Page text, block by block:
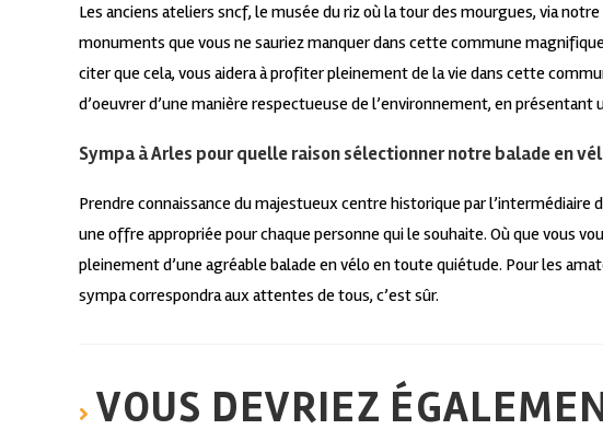
Les anciens ateliers sncf, le musée du riz où la tour des mourgues, via
monuments que vous ne sauriez manquer dans cette commune
citer que cela, vous aidera à profiter pleinement de la vie dans cette
d’oeuvrer d’une manière respectueuse de l’environnement, en
Sympa à Arles pour quelle raison sélectionner notre balade en
Prendre connaissance du majestueux centre historique par l’intermédiaire
une offre appropriée pour chaque personne qui le souhaite. Où que vous
pleinement d’une agréable balade en vélo en toute quiétude. Pour les
sympa correspondra aux attentes de tous, c’est sûr.
VOUS DEVRIEZ